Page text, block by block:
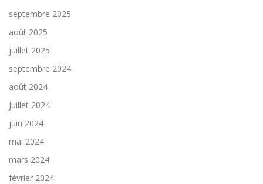
septembre 2025
août 2025
juillet 2025
septembre 2024
août 2024
juillet 2024
juin 2024
mai 2024
mars 2024
février 2024